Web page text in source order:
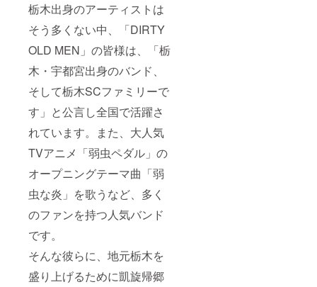
栃木出身のアーティストは
そう多くない中、「DIRTY
OLD MEN」の皆様は、「栃
木・宇都宮出身のバンド、
そして栃木SCファミリーで
す」と公言し全国で活躍さ
れています。また、大人気
TVアニメ「弱虫ペダル」の
オープニングテーマ曲「弱
虫な炎」を歌うなど、多く
のファンを持つ人気バンド
です。
そんな彼らに、地元栃木を
盛り上げるために凱旋帰郷